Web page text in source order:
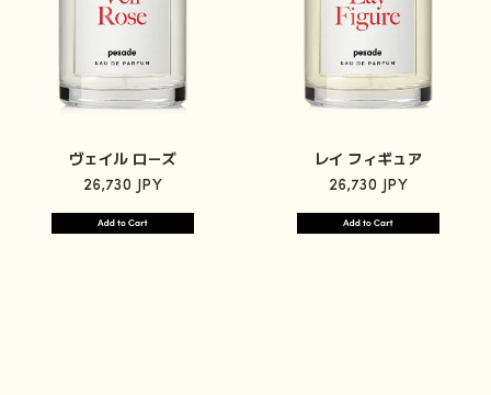
ヴェイル ローズ
26,730 JPY
レイ フィギュア
26,730 JPY